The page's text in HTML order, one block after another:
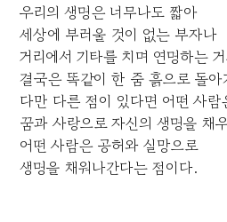
우리의 생명은 너무나도 짧아
세상에 부러울 것이 없는 부자나
거리에서 기타를 치며 연명하는
결국은 똑같이 한 줌 흙으로 돌아
다만 다른 점이 있다면 어떤 사람
꿈과 사랑으로 자신의 생명을 채
어떤 사람은 공허와 실망으로
생명을 채워나간다는 점이다.